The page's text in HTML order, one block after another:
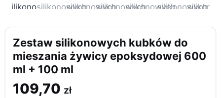
Zestaw silikonowych kubków do
mieszania żywicy epoksydowej 600
ml + 100 ml
109,70 zł